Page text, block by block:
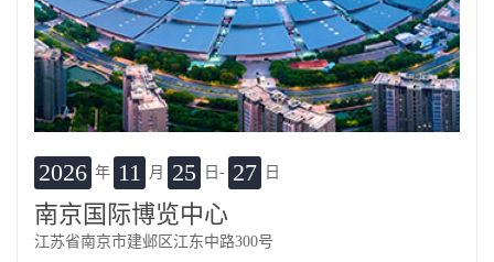
2026 年 11 月 25 日- 27 日
南京国际博览中心
江苏省南京市建邺区江东中路300号